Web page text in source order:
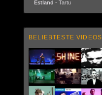
Estland - Tartu
BELIEBTESTE VIDEOS